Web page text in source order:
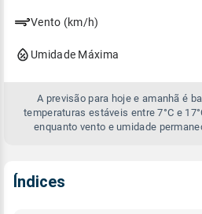
Vento (km/h)
Umidade Máxima
A previsão para hoje e amanhã é
temperaturas estáveis entre 7°C e
enquanto vento e umidade
Índices